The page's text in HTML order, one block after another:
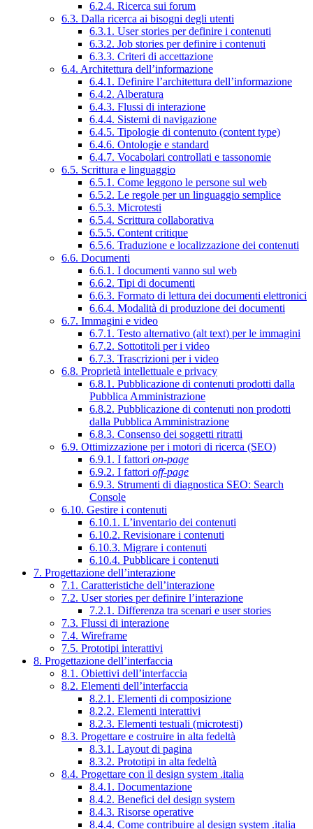
6.2.4. Ricerca sui forum
6.3. Dalla ricerca ai bisogni degli utenti
6.3.1. User stories per definire i contenuti
6.3.2. Job stories per definire i contenuti
6.3.3. Criteri di accettazione
6.4. Architettura dell’informazione
6.4.1. Definire l’architettura dell’informazione
6.4.2. Alberatura
6.4.3. Flussi di interazione
6.4.4. Sistemi di navigazione
6.4.5. Tipologie di contenuto (content type)
6.4.6. Ontologie e standard
6.4.7. Vocabolari controllati e tassonomie
6.5. Scrittura e linguaggio
6.5.1. Come leggono le persone sul web
6.5.2. Le regole per un linguaggio semplice
6.5.3. Microtesti
6.5.4. Scrittura collaborativa
6.5.5. Content critique
6.5.6. Traduzione e localizzazione dei contenuti
6.6. Documenti
6.6.1. I documenti vanno sul web
6.6.2. Tipi di documenti
6.6.3. Formato di lettura dei documenti elettronici
6.6.4. Modalità di produzione dei documenti
6.7. Immagini e video
6.7.1. Testo alternativo (alt text) per le immagini
6.7.2. Sottotitoli per i video
6.7.3. Trascrizioni per i video
6.8. Proprietà intellettuale e privacy
6.8.1. Pubblicazione di contenuti prodotti dalla
Pubblica Amministrazione
6.8.2. Pubblicazione di contenuti non prodotti
dalla Pubblica Amministrazione
6.8.3. Consenso dei soggetti ritratti
6.9. Ottimizzazione per i motori di ricerca (SEO)
6.9.1. I fattori on-page
6.9.2. I fattori off-page
6.9.3. Strumenti di diagnostica SEO: Search
Console
6.10. Gestire i contenuti
6.10.1. L’inventario dei contenuti
6.10.2. Revisionare i contenuti
6.10.3. Migrare i contenuti
6.10.4. Pubblicare i contenuti
7. Progettazione dell’interazione
7.1. Caratteristiche dell’interazione
7.2. User stories per definire l’interazione
7.2.1. Differenza tra scenari e user stories
7.3. Flussi di interazione
7.4. Wireframe
7.5. Prototipi interattivi
8. Progettazione dell’interfaccia
8.1. Obiettivi dell’interfaccia
8.2. Elementi dell’interfaccia
8.2.1. Elementi di composizione
8.2.2. Elementi interattivi
8.2.3. Elementi testuali (microtesti)
8.3. Progettare e costruire in alta fedeltà
8.3.1. Layout di pagina
8.3.2. Prototipi in alta fedeltà
8.4. Progettare con il design system .italia
8.4.1. Documentazione
8.4.2. Benefici del design system
8.4.3. Risorse operative
8.4.4. Come contribuire al design system .italia